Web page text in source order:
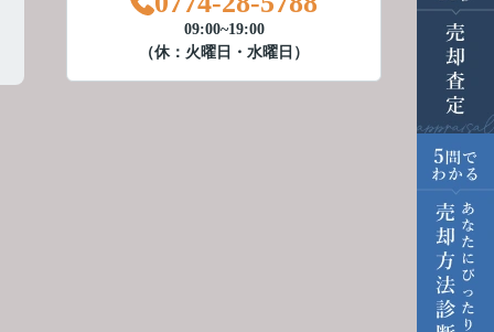
09:00~19:00
（休：火曜日・水曜日）